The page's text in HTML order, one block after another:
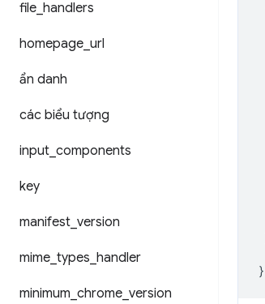
file handlers
homepage url
ẩn danh
các biểu tượng
input components
key
manifest version
mime types handler
minimum chrome version
}